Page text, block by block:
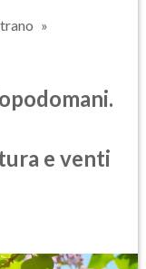
e venti